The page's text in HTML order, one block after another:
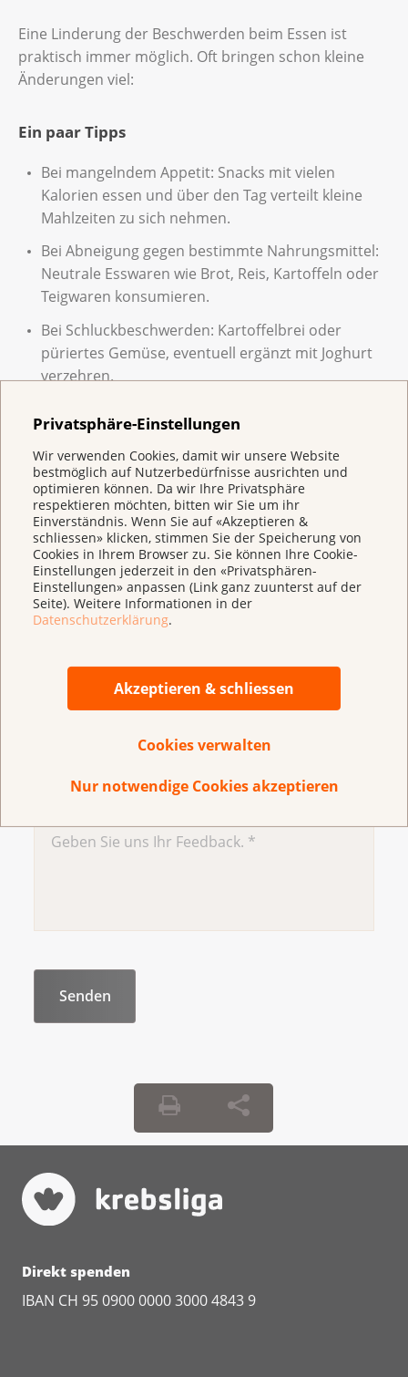
Privatsphäre-Einstellungen
Wir verwenden Cookies, damit wir unsere Website
bestmöglich auf Nutzerbedürfnisse ausrichten und
optimieren können. Da wir Ihre Privatsphäre
respektieren möchten, bitten wir Sie um ihr
Einverständnis. Wenn Sie auf «Akzeptieren &
schliessen» klicken, stimmen Sie der Speicherung von
Cookies in Ihrem Browser zu. Sie können Ihre Cookie-
Einstellungen jederzeit in den «Privatsphären-
Einstellungen» anpassen (Link ganz zuunterst auf der
Seite). Weitere Informationen in der
Datenschutzerklärung.
Akzeptieren & schliessen
Cookies verwalten
Nur notwendige Cookies akzeptieren
Eine Linderung der Beschwerden beim Essen ist
praktisch immer möglich. Oft bringen schon kleine
Änderungen viel:
Ein paar Tipps
Bei mangelndem Appetit: Snacks mit vielen
Kalorien essen und über den Tag verteilt kleine
Mahlzeiten zu sich nehmen.
Bei Abneigung gegen bestimmte Nahrungsmittel:
Neutrale Esswaren wie Brot, Reis, Kartoffeln oder
Teigwaren konsumieren.
Bei Schluckbeschwerden: Kartoffelbrei oder
püriertes Gemüse, eventuell ergänzt mit Joghurt
verzehren.
Wenn nichts mehr geht
Wenn es über längere Zeit nicht mehr möglich ist, den
Bedarf an Nährstoffen auf natürliche Weise zu
decken, kann eine künstliche Ernährung angezeigt
sein. Man unterscheidet zwei Formen:
Enterale Ernährung: Die Nahrung wird über eine
Sonde direkt in den Magen oder – seltener – in den
Dünndarm geführt.
eine Infusion direkt in die Blutbahn geleitet.
Broschüre: Ernährung bei Krebs
Seite?
Direkt spenden
IBAN CH 95 0900 0000 3000 4843 9